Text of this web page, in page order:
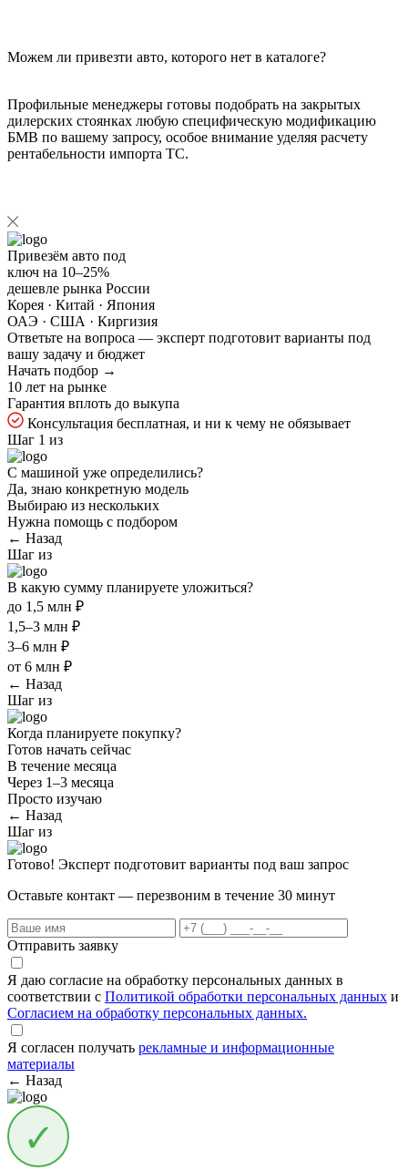
Можем ли привезти авто, которого нет в каталоге?
Профильные менеджеры готовы подобрать на закрытых
дилерских стоянках любую специфическую модификацию
БМВ по вашему запросу, особое внимание уделяя расчету
рентабельности импорта ТС.
Привезём авто под
ключ на 10–25%
дешевле рынка России
Корея · Китай · Япония
ОАЭ · США · Киргизия
Ответьте на вопроса — эксперт подготовит варианты под
вашу задачу и бюджет
Начать подбор →
10 лет на рынке
Гарантия вплоть до выкупа
Консультация бесплатная, и ни к чему не обязывает
Шаг 1 из
С машиной уже определились?
Да, знаю конкретную модель
Выбираю из нескольких
Нужна помощь с подбором
← Назад
Шаг из
В какую сумму планируете уложиться?
до 1,5 млн ₽
1,5–3 млн ₽
3–6 млн ₽
от 6 млн ₽
← Назад
Шаг из
Когда планируете покупку?
Готов начать сейчас
В течение месяца
Через 1–3 месяца
Просто изучаю
← Назад
Шаг из
Готово! Эксперт подготовит варианты под ваш запрос
Оставьте контакт — перезвоним в течение 30 минут
Отправить заявку
Я даю согласие на обработку персональных данных в
соответствии с Политикой обработки персональных данных и
Согласием на обработку персональных данных.
Я согласен получать рекламные и информационные
материалы
← Назад